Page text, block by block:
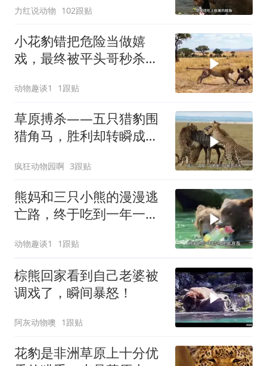
力红说动物 102跟贴
小花豹错把危险当做嬉
戏，最终被平头哥秒杀，
动物趣谈1 1跟贴
草原搏杀——五只猎豹围
猎角马，胜利却转瞬成幻
疯狂动物园啊 3跟贴
熊妈和三只小熊的漫漫逃
亡路，终于吃到一年一度
动物趣谈1 1跟贴
棕熊回家看到自己老婆被
调戏了，瞬间暴怒！
阿灰动物噢 1跟贴
花豹是非洲草原上十分优